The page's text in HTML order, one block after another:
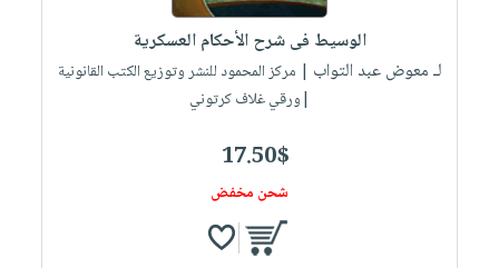
الوسيط فى شرح الأحكام العسكرية
لـ معوض عبد التواب | مركز المحمود للنشر وتوزيع الكتب القانونية
|ورقي غلاف كرتوني
17.50$
شحن مخفض